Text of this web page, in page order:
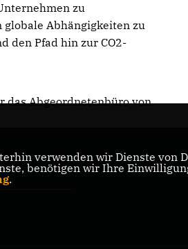
zu
Abhängigkeiten zu
den Pfad hin zur CO2-
das Abgeordnetenbüro von
verwenden wir Dienste
benötigen wir Ihre
.